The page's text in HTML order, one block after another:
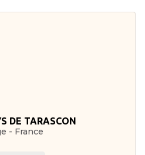
DE TARASCON
- France